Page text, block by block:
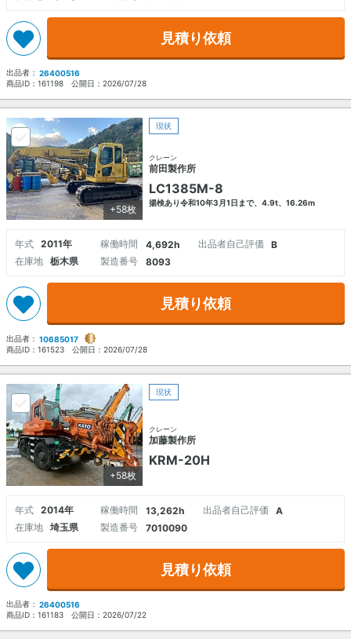
見積り依頼
出品者： 26400516
商品ID： 161198 公開日： 2026/07/28
+58枚
現状
クレーン
前田製作所
LC1385M-8
揚検あり令和10年3月1日まで、4.9t、16.26m
年式 2011年 稼働時間 4,692h 出品者自己評価
B
在庫地
栃木県 製造番号 8093
見積り依頼
出品者： 10685017
商品ID： 161523 公開日： 2026/07/28
+58枚
現状
クレーン
加藤製作所
KRM-20H
年式 2014年 稼働時間 13,262h 出品者自己評価
A
在庫地
埼玉県 製造番号 7010090
見積り依頼
出品者： 26400516
商品ID： 161183 公開日： 2026/07/22